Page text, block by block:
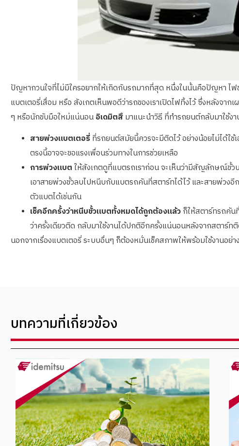
ปัญหากวนใจที่ไม่มีใครอยากให้เกิดกับรถมากที่สุด หนึ่งในนั้นคือปัญหา ไ
แบตเตอรี่เสื่อม หรือ สังเกตเห็นพอดีว่ารถของเราเปิดไฟทิ้งไว้ ซึ่งหลังจา
ๆ หรือนักขับมือใหม่แน่นอน อิเดมิตสึ มาแนะนำวิธี ที่ทำรถยนต์กลับมาใช้ง
สายพ่วงแบตเตอรี่ ที่รถยนต์สมัยนี้ควรจะมีติดไว้ อย่างน้อยไม่ได้ใช้
ตรงนี้อาจจะขอแรงเพื่อนร่วมทางในการช่วยเหลือ
การพ่วงแบต ให้สังเกตดูที่แบตรถเราก่อน จะเห็นว่ามีสัญลักษณ์ขั้วบ
เอาสายพ่วงขั้วลบไปหนีบกับแบตรถคันที่สตาร์ทได้ไว้ และสายพ่วงอี
ตัวแบตได้เช่นกัน
เช็คอีกครั้งว่าหนีบขั้วแบตทั้งหมดได้ถูกต้องแล้ว ก็ให้สตาร์ทรถคัน
ว่าครั้งเดียวติด กลับมาใช้งานได้ปกติอีกครั้งแน่นอนหลังจากสตาร์
นอกจากเรื่องแบตเตอรี่ ระบบอื่นๆ ก็ต้องหมั่นเช็คสภาพให้พร้อมใช้งานอย่
บทความที่เกี่ยวข้อง